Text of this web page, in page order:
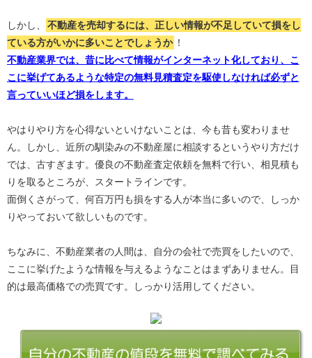
しかし、
不動産を売却するには、正しい情報が不足していて損をし
ている方がいかに多いことでしょうか ！
不動産業界では、昔に比べて情報がインターネット化しており、こ
こに挙げてあるような特定の無料見積査定を駆使しなければ必ずと
言っていいほど損をします。
やはりやり方を心得ないといけないことは、今も昔も変わりませ
ん。しかし、近所の馴染みの不動産屋に相談するというやり方だけ
では、古すぎます。優良の不動産査定依頼を無料で行い、相見積も
りを取るところが、スタートラインです。
面倒くさがって、何百万円も損をする人が本当に多いので、しっか
りやっておいて欲しいものです。
ちなみに、不動産業者の人間は、自分の会社で売買をしたいので、
ここに挙げたような情報を与えるようなことはまずありません。目
的は最高価格での売買です。しっかり活用してください。